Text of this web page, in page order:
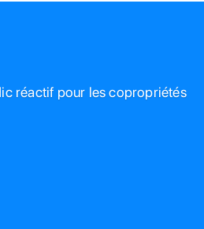
réactif pour les copropriétés